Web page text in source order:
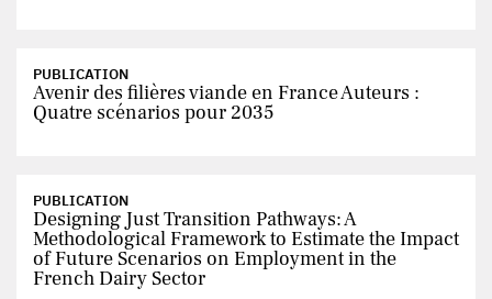
PUBLICATION
Avenir des filières viande en France Auteurs :
Quatre scénarios pour 2035
PUBLICATION
Designing Just Transition Pathways: A
Methodological Framework to Estimate the Impact
of Future Scenarios on Employment in the
French Dairy Sector